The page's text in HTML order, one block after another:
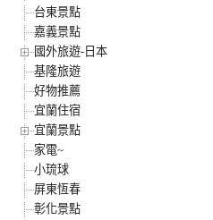
台東景點
嘉義景點
國外旅遊-日本
基隆旅遊
好物推薦
宜蘭住宿
宜蘭景點
家電~
小琉球
屏東恆春
彰化景點